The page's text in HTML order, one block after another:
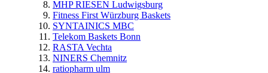
MHP RIESEN Ludwigsburg
Fitness First Würzburg Baskets
SYNTAINICS MBC
Telekom Baskets Bonn
RASTA Vechta
NINERS Chemnitz
ratiopharm ulm